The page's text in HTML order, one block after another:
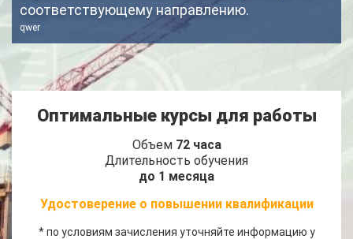
соответствующему направлению.
qwer
Оптимальные курсы для работы
Объем 72 часа
Длительность обучения
до 1 месяца
Удостоверение о повышении квалификации
* по условиям зачисления уточняйте информацию у